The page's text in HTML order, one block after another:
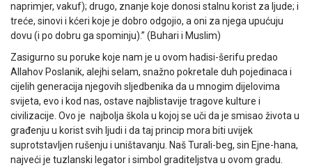
naprimjer, vakuf); drugo, znanje koje donosi stalnu korist za ljude; i
treće, sinovi i kćeri koje je dobro odgojio, a oni za njega upućuju
dovu (i po dobru ga spominju).” (Buhari i Muslim)
Zasigurno su poruke koje nam je u ovom hadisi-šerifu predao
Allahov Poslanik, alejhi selam, snažno pokretale duh pojedinaca i
cijelih generacija njegovih sljedbenika da u mnogim dijelovima
svijeta, evo i kod nas, ostave najblistavije tragove kulture i
civilizacije. Ovo je najbolja škola u kojoj se uči da je smisao života u
građenju u korist svih ljudi i da taj princip mora biti uvijek
suprotstavljen rušenju i uništavanju. Naš Turali-beg, sin Ejne-hana,
najveći je tuzlanski legator i simbol graditeljstva u ovom gradu.